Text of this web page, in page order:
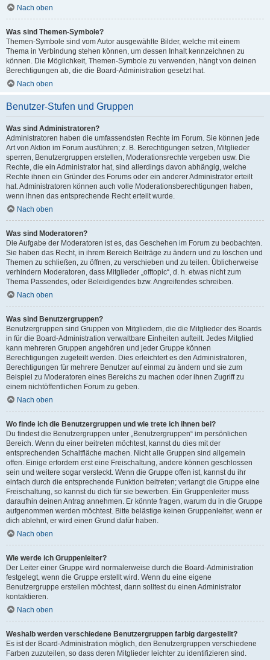
Nach oben
Was sind Themen-Symbole?
Themen-Symbole sind vom Autor ausgewählte Bilder, welche mit einem
Thema in Verbindung stehen können, um dessen Inhalt kennzeichnen zu
können. Die Möglichkeit, Themen-Symbole zu verwenden, hängt von deinen
Berechtigungen ab, die die Board-Administration gesetzt hat.
Nach oben
Benutzer-Stufen und Gruppen
Was sind Administratoren?
Administratoren haben die umfassendsten Rechte im Forum. Sie können jede
Art von Aktion im Forum ausführen; z. B. Berechtigungen setzen, Mitglieder
sperren, Benutzergruppen erstellen, Moderationsrechte vergeben usw. Die
Rechte, die ein Administrator hat, sind allerdings davon abhängig, welche
Rechte ihnen ein Gründer des Forums oder ein anderer Administrator erteilt
hat. Administratoren können auch volle Moderationsberechtigungen haben,
wenn ihnen das entsprechende Recht erteilt wurde.
Nach oben
Was sind Moderatoren?
Die Aufgabe der Moderatoren ist es, das Geschehen im Forum zu beobachten.
Sie haben das Recht, in ihrem Bereich Beiträge zu ändern und zu löschen und
Themen zu schließen, zu öffnen, zu verschieben und zu teilen. Üblicherweise
verhindern Moderatoren, dass Mitglieder „offtopic“, d. h. etwas nicht zum
Thema Passendes, oder Beleidigendes bzw. Angreifendes schreiben.
Nach oben
Was sind Benutzergruppen?
Benutzergruppen sind Gruppen von Mitgliedern, die die Mitglieder des Boards
in für die Board-Administration verwaltbare Einheiten aufteilt. Jedes Mitglied
kann mehreren Gruppen angehören und jeder Gruppe können
Berechtigungen zugeteilt werden. Dies erleichtert es den Administratoren,
Berechtigungen für mehrere Benutzer auf einmal zu ändern und sie zum
Beispiel zu Moderatoren eines Bereichs zu machen oder ihnen Zugriff zu
einem nichtöffentlichen Forum zu geben.
Nach oben
Wo finde ich die Benutzergruppen und wie trete ich ihnen bei?
Du findest die Benutzergruppen unter „Benutzergruppen“ im persönlichen
Bereich. Wenn du einer beitreten möchtest, kannst du dies mit der
entsprechenden Schaltfläche machen. Nicht alle Gruppen sind allgemein
offen. Einige erfordern erst eine Freischaltung, andere können geschlossen
sein und weitere sogar versteckt. Wenn die Gruppe offen ist, kannst du ihr
einfach durch die entsprechende Funktion beitreten; verlangt die Gruppe eine
Freischaltung, so kannst du dich für sie bewerben. Ein Gruppenleiter muss
daraufhin deinen Antrag annehmen. Er könnte fragen, warum du in die Gruppe
aufgenommen werden möchtest. Bitte belästige keinen Gruppenleiter, wenn er
dich ablehnt, er wird einen Grund dafür haben.
Nach oben
Wie werde ich Gruppenleiter?
Der Leiter einer Gruppe wird normalerweise durch die Board-Administration
festgelegt, wenn die Gruppe erstellt wird. Wenn du eine eigene
Benutzergruppe erstellen möchtest, dann solltest du einen Administrator
kontaktieren.
Nach oben
Weshalb werden verschiedene Benutzergruppen farbig dargestellt?
Es ist der Board-Administration möglich, den Benutzergruppen verschiedene
Farben zuzuteilen, so dass deren Mitglieder leichter zu identifizieren sind.